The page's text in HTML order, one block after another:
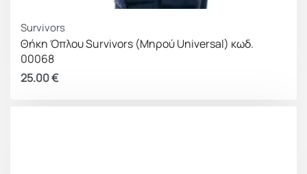
Survivors
Θήκη Όπλου Survivors (Μηρού Universal) κωδ.
00068
25.00€